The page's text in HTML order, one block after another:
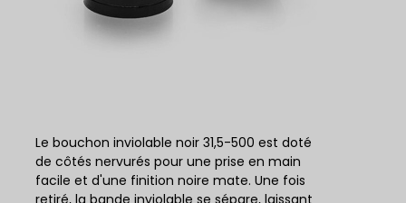
Le bouchon inviolable noir 31,5-500 est doté
de côtés nervurés pour une prise en main
facile et d'une finition noire mate. Une fois